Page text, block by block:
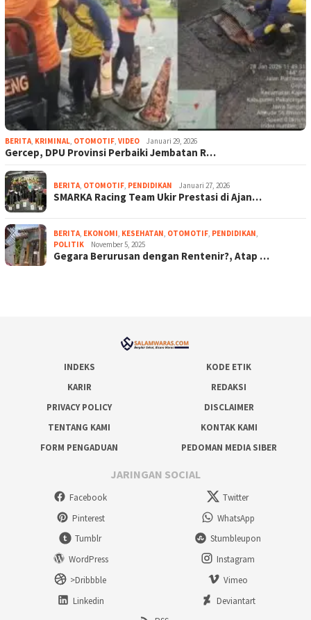
BERITA KRIMINAL OTOMOTIF VIDEO Januari 29, 2026
Gercep, DPU Provinsi Perbaiki Jembatan R…
BERITA OTOMOTIF PENDIDIKAN Januari 27, 2026
SMARKA Racing Team Ukir Prestasi di Ajan…
BERITA EKONOMI KESEHATAN OTOMOTIF PENDIDIKAN
POLITIK
November 5, 2025
Gegara Berurusan dengan Rentenir?, Atap …
INDEKS
KODE ETIK
KARIR
REDAKSI
PRIVACY POLICY
DISCLAIMER
TENTANG KAMI
KONTAK KAMI
FORM PENGADUAN
PEDOMAN MEDIA SIBER
JARINGAN SOCIAL
Facebook
Twitter
Pinterest
WhatsApp
Tumblr
Stumbleupon
WordPress
Instagram
>Dribbble
Vimeo
Linkedin
Deviantart